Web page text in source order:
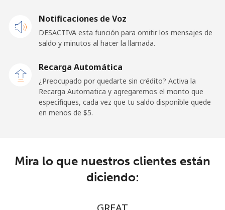
⁦13.9¢⁩ 71 min por ⁦$10⁩
⁦40.5¢⁩
Angola
Línea fija ⁦53.9¢⁩
Anguilla
Notificaciones de Voz
DESACTIVA esta función para omitir los mensajes de
saldo y minutos al hacer la llamada.
Recarga Automática
¿Preocupado por quedarte sin crédito? Activa la
Recarga Automatica y agregaremos el monto que
especifiques, cada vez que tu saldo disponible quede
en menos de ⁦$5⁩.
Mira lo que nuestros clientes están
diciendo: